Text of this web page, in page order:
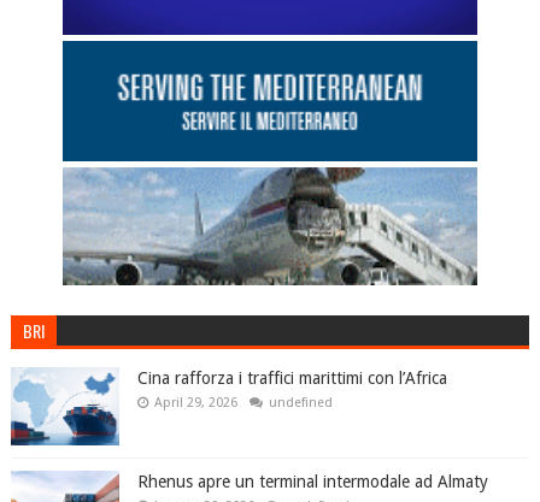
BRI
Cina rafforza i traffici marittimi con l’Africa
April 29, 2026 undefined
Rhenus apre un terminal intermodale ad Almaty